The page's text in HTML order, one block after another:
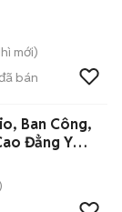
mới)
bán
Ban Công,
Đẳng Y